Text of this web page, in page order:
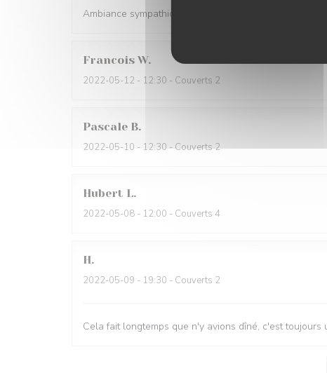
Ambiance sympathique,un cabillaud aux petits
Francois W
2022-05-12 - 12:30 - Couverts 2
Pascale B
2022-05-10 - 12:30 - Couverts 2
Hubert L
2022-05-08 - 12:00 - Couverts 4
H
2022-05-09 - 19:30 - Couverts 2
Cela fait longtemps que n'y avions dîné, c'est toujours